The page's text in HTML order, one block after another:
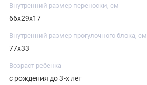
Внутренний размер переноски, см
66х29х17
Внутренний размер прогулочного блока, см
77х33
Возраст ребенка
с рождения до 3-х лет